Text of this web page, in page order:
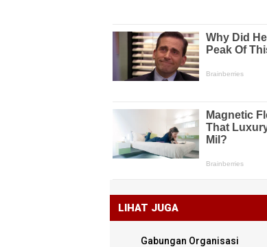
LIHAT JUGA
Gabungan Organisasi